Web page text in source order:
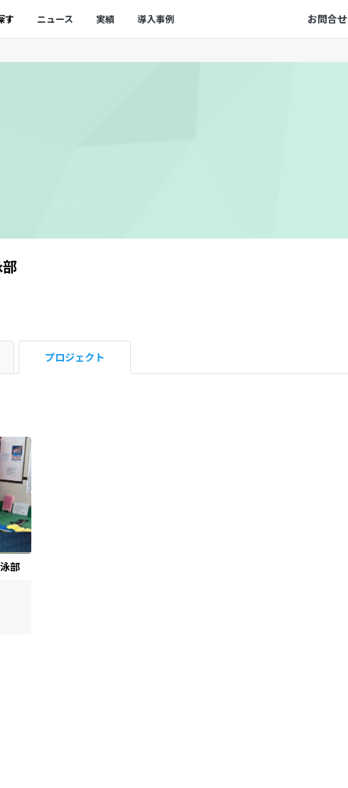
す ニュース 実績 導入事例 お問合せ
プロジェクト
部